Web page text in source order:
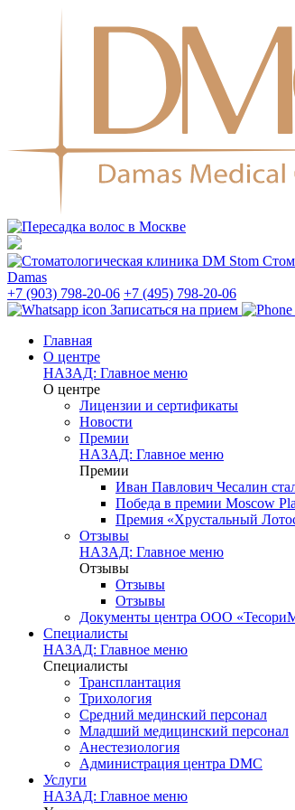
Damas
+7 (903) 798-20-06 +7 (495) 798-20-06
Записаться на прием
Главная
О центре
НАЗАД: Главное меню
О центре
Лицензии и сертификаты
Новости
Премии
НАЗАД: Главное меню
Премии
Иван Павлович Чесалин
Победа в премии Moscow
Премия «Хрустальный
Отзывы
НАЗАД: Главное меню
Отзывы
Отзывы
Отзывы
Документы центра ООО
Специалисты
НАЗАД: Главное меню
Специалисты
Трансплантация
Трихология
Средний мединский персонал
Младший медицинский персонал
Анестезиология
Администрация центра DMC
Услуги
НАЗАД: Главное меню